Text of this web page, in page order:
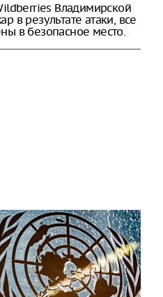
Владимирской
в результате атаки, все
в безопасное место.